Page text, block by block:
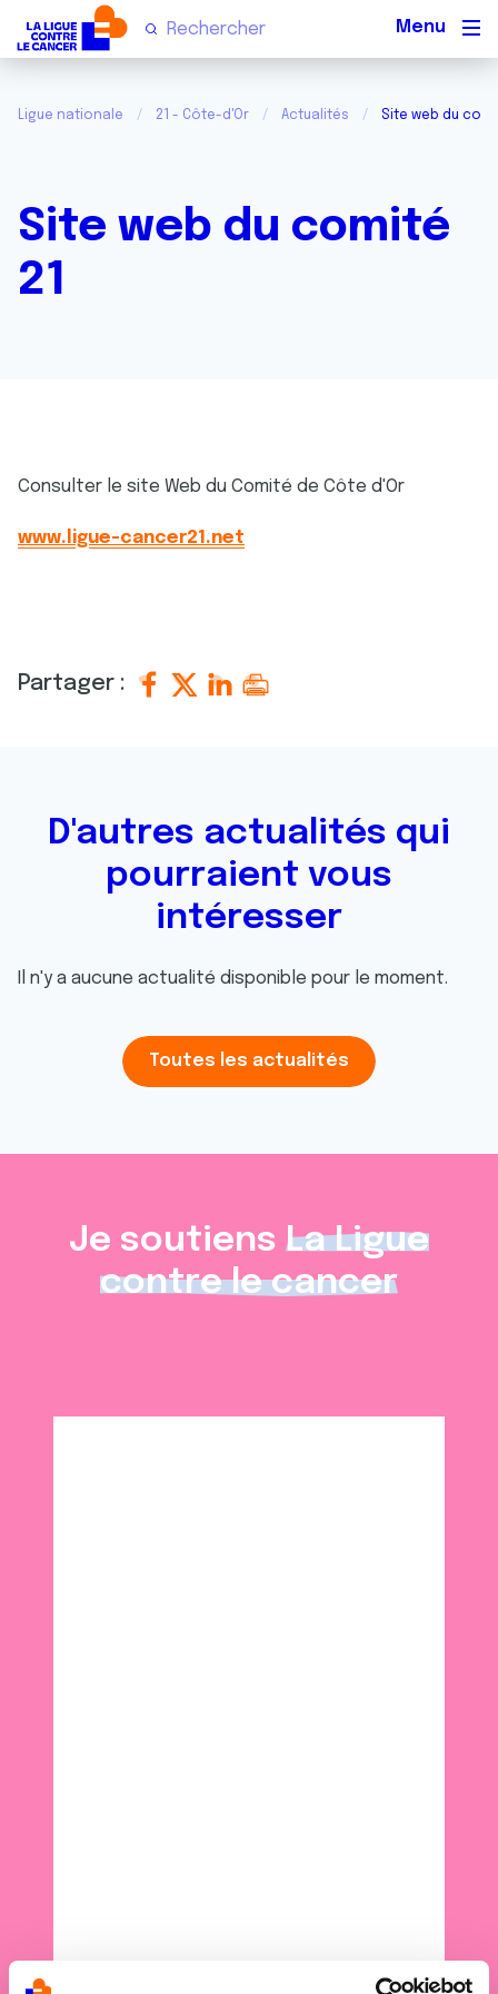
Ligue nationale 21 - Côte-d'Or Actualités Site web du
Site web du comité
21
Consulter le site Web du Comité de Côte d'Or
www.ligue-cancer21.net
Partager :
D'autres actualités qui
pourraient vous
intéresser
Il n'y a aucune actualité disponible pour le moment.
Toutes les actualités
Je soutiens La Ligue
contre le cancer